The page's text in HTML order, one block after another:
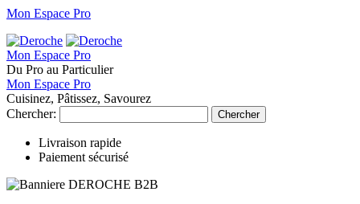
Mon Espace Pro
Mon Espace Pro
Du Pro au Particulier
Mon Espace Pro
Cuisinez, Pâtissez, Savourez
Chercher:
Chercher
Livraison rapide
Paiement sécurisé